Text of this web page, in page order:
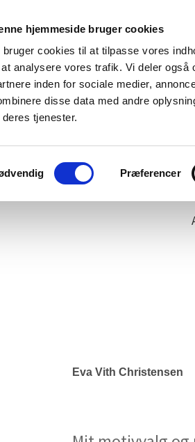
hjemmeside bruger cookies
bruger cookies til at tilpasse vores
analysere vores trafik. Vi deler også
inden for sociale medier,
disse data med andre
deres tjenester.
Præferencer
Karolines Hus - Galleri
Eva Vith Christensen